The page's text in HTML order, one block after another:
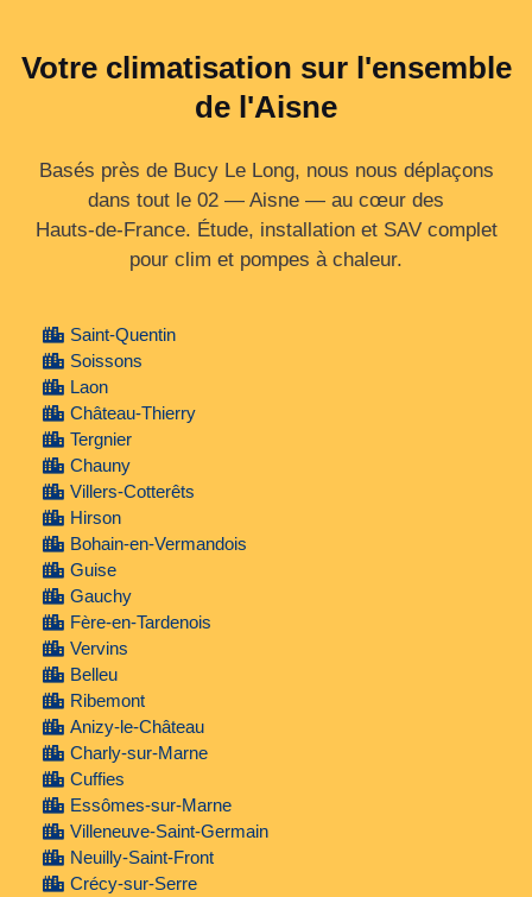
Votre climatisation sur l'ensemble
de l'Aisne
Basés près de Bucy Le Long, nous nous déplaçons
dans tout le 02 — Aisne — au cœur des
Hauts‑de‑France. Étude, installation et SAV complet
pour clim et pompes à chaleur.
Saint-Quentin
Soissons
Laon
Château-Thierry
Tergnier
Chauny
Villers-Cotterêts
Hirson
Bohain-en-Vermandois
Guise
Gauchy
Fère-en-Tardenois
Vervins
Belleu
Ribemont
Anizy-le-Château
Charly-sur-Marne
Cuffies
Essômes-sur-Marne
Villeneuve-Saint-Germain
Neuilly-Saint-Front
Crécy-sur-Serre